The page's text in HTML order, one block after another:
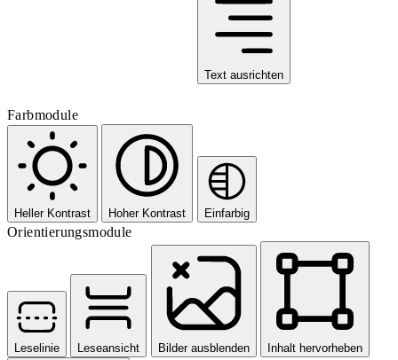
Text ausrichten
Farbmodule
Heller Kontrast Hoher Kontrast Einfarbig
Orientierungsmodule
Leselinie Leseansicht Bilder ausblenden Inhalt hervorheben